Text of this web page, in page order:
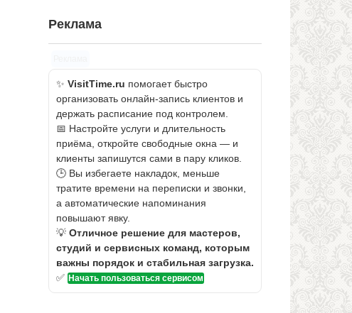
Реклама
✨ VisitTime.ru помогает быстро
организовать онлайн-запись клиентов и
держать расписание под контролем.
📅 Настройте услуги и длительность
приёма, откройте свободные окна — и
клиенты запишутся сами в пару кликов.
🕒 Вы избегаете накладок, меньше
тратите времени на переписки и звонки,
а автоматические напоминания
повышают явку.
💡 Отличное решение для мастеров,
студий и сервисных команд, которым
важны порядок и стабильная загрузка.
✅ Начать пользоваться сервисом